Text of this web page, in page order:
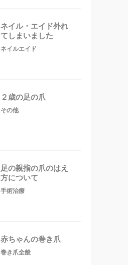
ネイル・エイド外れ
てしまいました
ネイルエイド
２歳の足の爪
その他
足の親指の爪のはえ
方について
手術治療
赤ちゃんの巻き爪
巻き爪全般